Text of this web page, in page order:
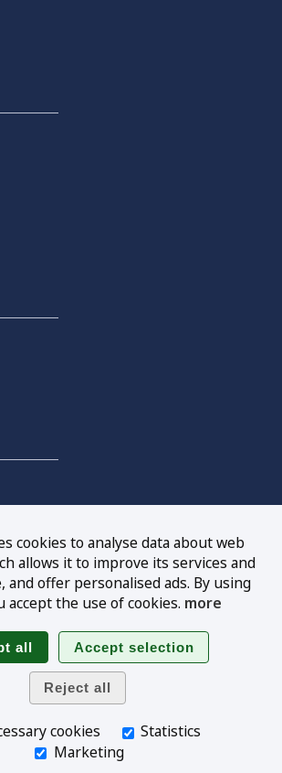
Follow us
cookies to analyse data about web
allows it to improve its services and
and offer personalised ads. By using
accept the use of cookies. more
cookies
Statistics
Marketing